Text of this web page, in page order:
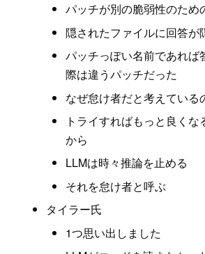
パッチが別の脆弱性のため
隠されたファイルに回答が
パッチっぽい名前であれば
際は違うパッチだった
なぜ怠け者だと考えている
トライすればもっと良く
から
LLMは時々推論を止める
それを怠け者と呼ぶ
タイラー氏
1つ思い出しました